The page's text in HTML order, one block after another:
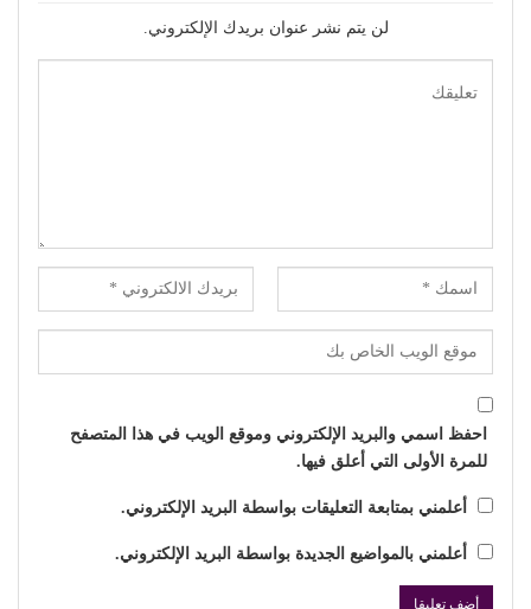
لن يتم نشر عنوان بريدك الإلكتروني.
احفظ اسمي والبريد الإلكتروني وموقع الويب في هذا المتصفح
للمرة الأولى التي أعلق فيها.
أعلمني بمتابعة التعليقات بواسطة البريد الإلكتروني.
أعلمني بالمواضيع الجديدة بواسطة البريد الإلكتروني.